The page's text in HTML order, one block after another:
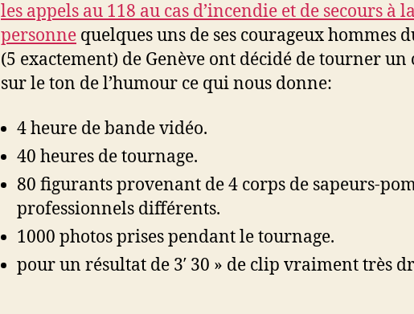
les appels au 118 au cas d’incendie et de secours à la
personne quelques uns de ses courageux hommes
(5 exactement) de Genève ont décidé de tourner un
sur le ton de l’humour ce qui nous donne:
4 heure de bande vidéo.
40 heures de tournage.
80 figurants provenant de 4 corps de sapeurs-
professionnels différents.
1000 photos prises pendant le tournage.
pour un résultat de 3′ 30 » de clip vraiment très